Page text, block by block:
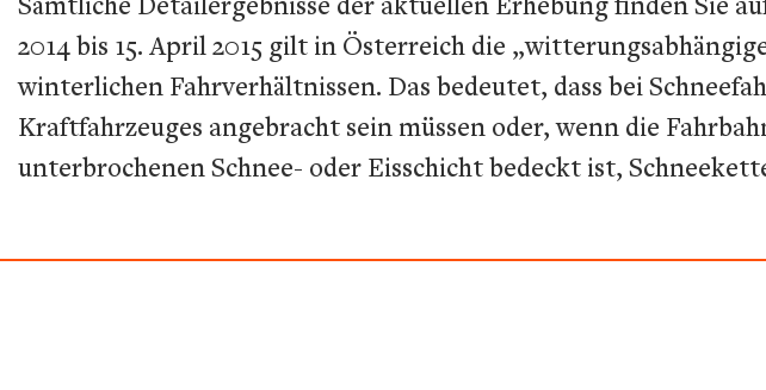
2014 bis 15. April 2015 gilt in Österreich die
winterlichen Fahrverhältnissen. Das bedeutet, dass bei
Kraftfahrzeuges angebracht sein müssen oder, wenn die
unterbrochenen Schnee- oder Eisschicht bedeckt ist,